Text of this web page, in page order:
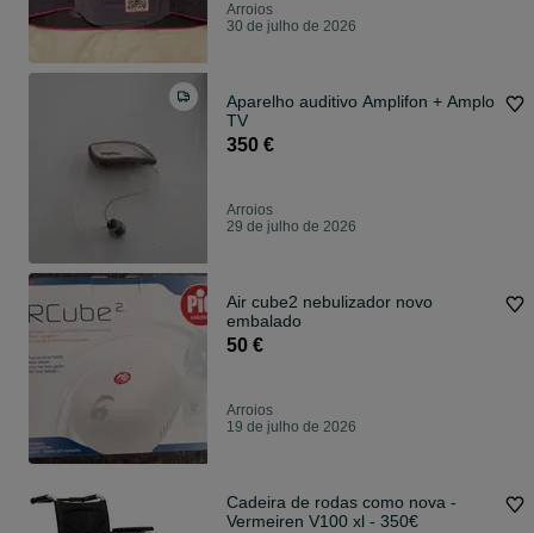
Arroios
30 de julho de 2026
Aparelho auditivo Amplifon + Amplo
TV
350 €
Arroios
29 de julho de 2026
Air cube2 nebulizador novo
embalado
50 €
Arroios
19 de julho de 2026
Cadeira de rodas como nova -
Vermeiren V100 xl - 350€